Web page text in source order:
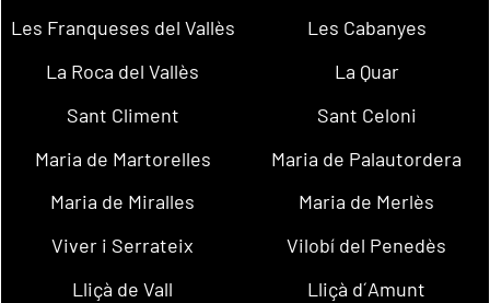
Les Franqueses del Vallès
Les Cabanyes
La Roca del Vallès
La Quar
Sant Climent
Sant Celoni
Maria de Martorelles
Maria de Palautordera
Maria de Miralles
Maria de Merlès
Viver i Serrateix
Vilobí del Penedès
Lliçà de Vall
Lliçà d´Amunt